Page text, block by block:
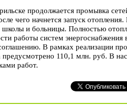
продолжается промывка
чего начнется запуск
и больницы. Полностью
работы систем энергоснабжения
В рамках реализации
предусмотрено 110,1 млн. руб. В
работ.